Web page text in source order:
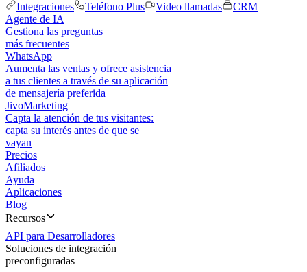
Integraciones
Teléfono Plus Video llamadas
CRM
Agente de IA
Gestiona las preguntas
más frecuentes
WhatsApp
Aumenta las ventas y ofrece asistencia
a tus clientes a través de su aplicación
de mensajería preferida
JivoMarketing
Capta la atención de tus visitantes:
capta su interés antes de que se
vayan
Precios
Afiliados
Ayuda
Aplicaciones
Blog
Recursos
API para Desarrolladores
Soluciones de integración
preconfiguradas